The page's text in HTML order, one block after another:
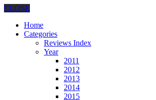
CLOSE
Home
Categories
Reviews Index
Year
2011
2012
2013
2014
2015